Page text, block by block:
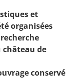
et
organisées
château de
conservé